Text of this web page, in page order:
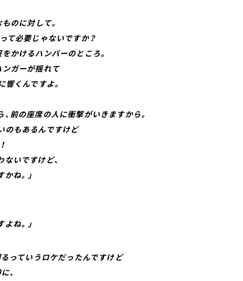
のに対して。
必要じゃないですか？
けるハンバーのところ。
ガーが揺れて
くんですよ。
の座席の人に衝撃がいきますから。
もあるんですけど
いですけど、
ね。」
ね。」
るっていうロケだったんですけど
、